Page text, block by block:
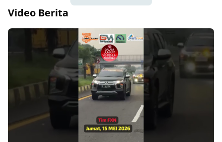
Video Berita